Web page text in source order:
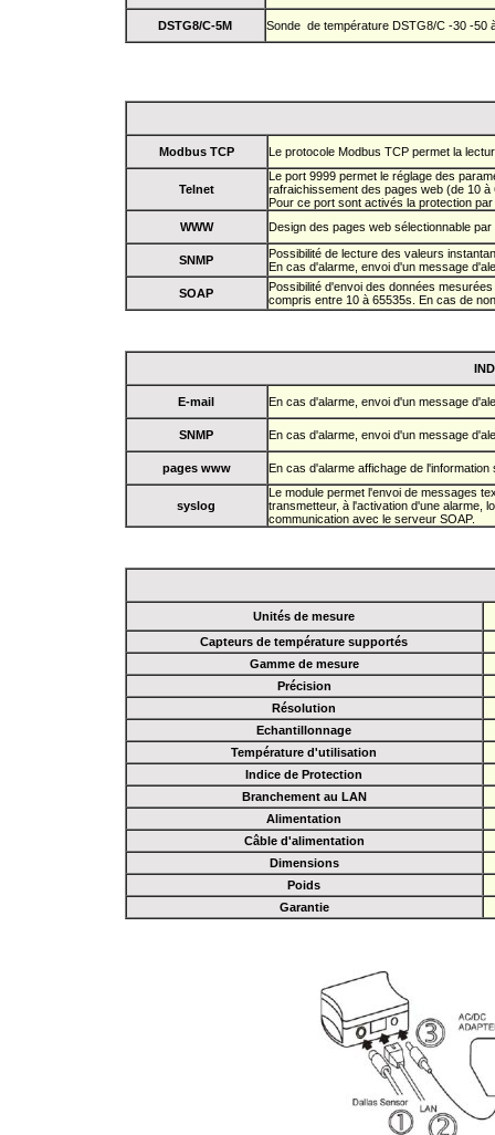
DSTG8/C-5M Sonde de température DSTG8/C -30 -50
Modbus TCP Le protocole Modbus TCP permet la
Telnet
Le port 9999 permet le réglage des
rafraichissement des pages web (de 10 à
Pour ce port sont activés la protection
WWW
Design des pages web sélectionnable
SNMP
Possibilité de lecture des valeurs
En cas d'alarme, envoi d'un message
SOAP
Possibilité d'envoi des données
compris entre 10 à 65535s. En cas de
E-mail En cas d'alarme, envoi d'un message
SNMP En cas d'alarme, envoi d'un message
pages www En cas d'alarme affichage de l'information
syslog
Le module permet l'envoi de messages
transmetteur, à l'activation d'une alarme,
communication avec le serveur SOAP.
Unités de mesure
Capteurs de température supportés
Gamme de mesure
Précision
Résolution
Echantillonnage
Température d'utilisation
Indice de Protection
Branchement au LAN
Alimentation
Câble d'alimentation
Dimensions
Poids
Garantie